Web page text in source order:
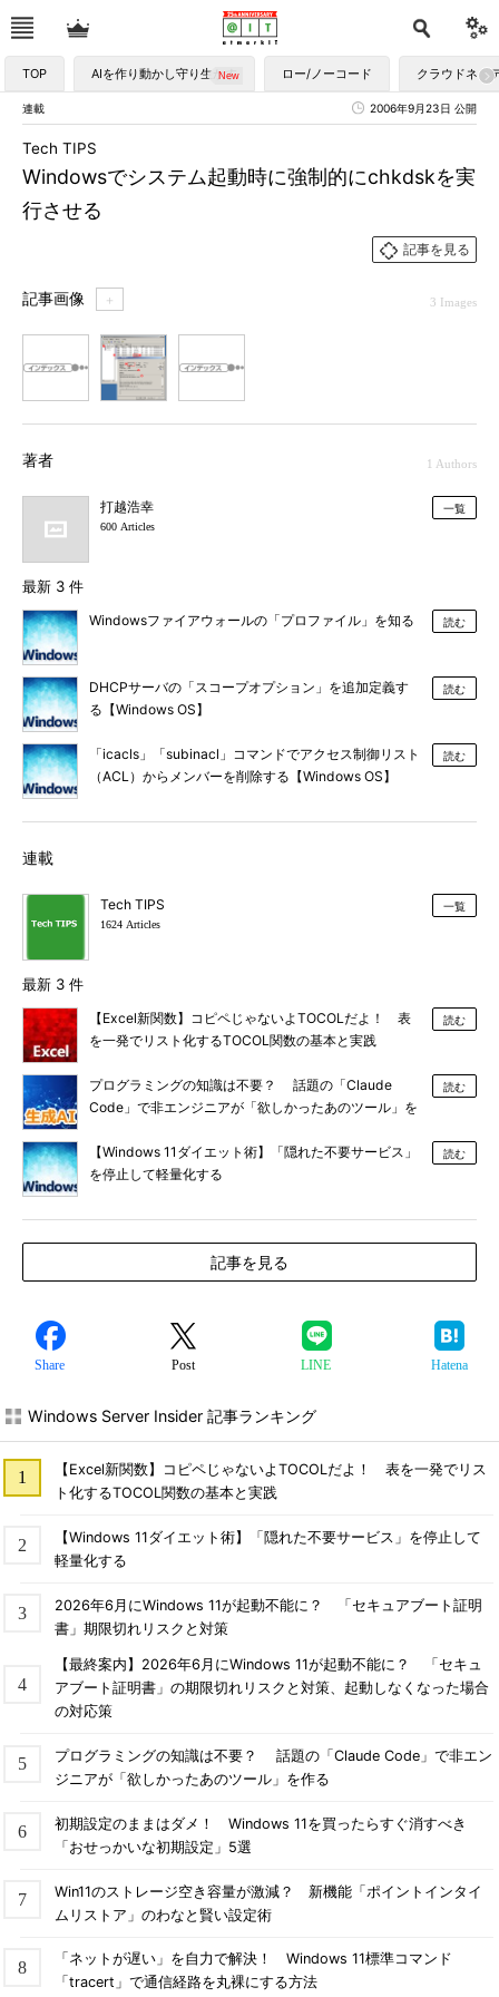
TOP AIを作り動かし守り生かす ロー/ノーコード クラウドネイ
連載 2006年9月23日 公開
Windowsでシステム起動時に強制的にchkdskを実
行させる
Tech TIPS
記事を見る
記事画像 ＋ 3 Images
著者 1 Authors
打越浩幸
600 Articles
一覧
最新 3 件
Windowsファイアウォールの「プロファイル」を知る 読む
DHCPサーバの「スコープオプション」を追加定義す
る【Windows OS】
読む
「icacls」「subinacl」コマンドでアクセス制御リスト
（ACL）からメンバーを削除する【Windows OS】
読む
連載
Tech TIPS
1624 Articles
一覧
最新 3 件
【Excel新関数】コピペじゃないよTOCOLだよ！ 表
を一発でリスト化するTOCOL関数の基本と実践
読む
プログラミングの知識は不要？ 話題の「Claude
Code」で非エンジニアが「欲しかったあのツール」を
読む
【Windows 11ダイエット術】「隠れた不要サービス」
を停止して軽量化する
読む
記事を見る
Share Post LINE Hatena
Windows Server Insider 記事ランキング
【Excel新関数】コピペじゃないよTOCOLだよ！ 表を一発でリス
ト化するTOCOL関数の基本と実践
【Windows 11ダイエット術】「隠れた不要サービス」を停止して
軽量化する
2026年6月にWindows 11が起動不能に？ 「セキュアブート証明
書」期限切れリスクと対策
【最終案内】2026年6月にWindows 11が起動不能に？ 「セキュ
アブート証明書」の期限切れリスクと対策、起動しなくなった場合
の対応策
プログラミングの知識は不要？ 話題の「Claude Code」で非エン
ジニアが「欲しかったあのツール」を作る
初期設定のままはダメ！ Windows 11を買ったらすぐ消すべき
「おせっかいな初期設定」5選
Win11のストレージ空き容量が激減？ 新機能「ポイントインタイ
ムリストア」のわなと賢い設定術
「ネットが遅い」を自力で解決！ Windows 11標準コマンド
「tracert」で通信経路を丸裸にする方法